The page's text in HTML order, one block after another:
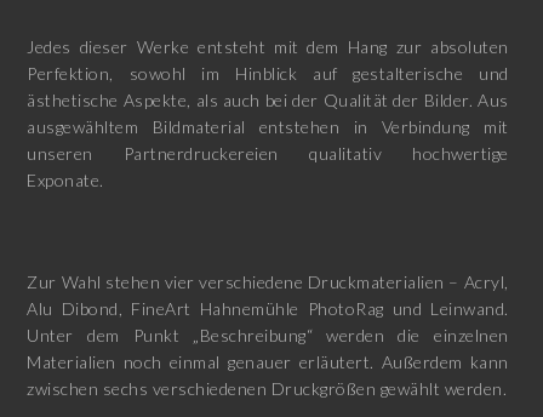
Jedes dieser Werke entsteht mit dem Hang zur absoluten
Perfektion, sowohl im Hinblick auf gestalterische und
ästhetische Aspekte, als auch bei der Qualität der Bilder. Aus
ausgewähltem Bildmaterial entstehen in Verbindung mit
unseren Partnerdruckereien qualitativ hochwertige
Exponate.
Zur Wahl stehen vier verschiedene Druckmaterialien – Acryl,
Alu Dibond, FineArt Hahnemühle PhotoRag und Leinwand.
Unter dem Punkt „Beschreibung“ werden die einzelnen
Materialien noch einmal genauer erläutert. Außerdem kann
zwischen sechs verschiedenen Druckgrößen gewählt werden.